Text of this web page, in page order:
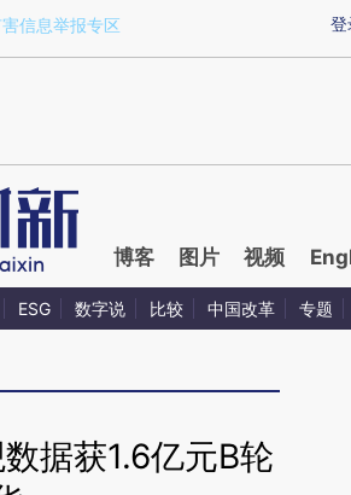
登
信息举报专区
博客 图片 视频
ESG 数字说 比较 中国改革 专题
据获1.6亿元B轮